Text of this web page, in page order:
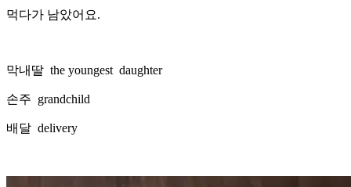
먹다가 남았어요.
막내딸 the youngest daughter
손주 grandchild
배달 delivery